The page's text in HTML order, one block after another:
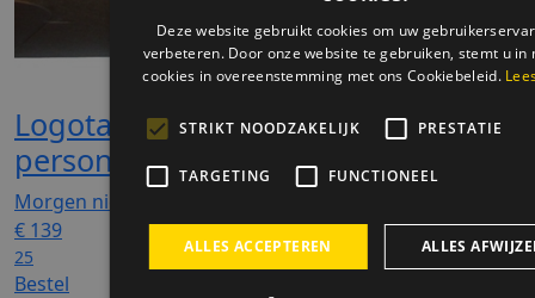
Logotaart XXL slagroom 60
personen
Morgen niet leverbaar
€ 139
25
Bestel